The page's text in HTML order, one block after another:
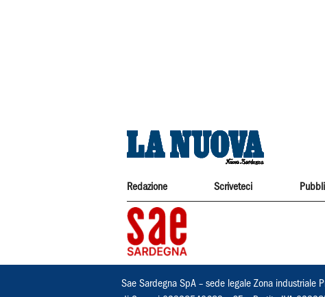
Redazione Scriveteci
Sae Sardegna SpA – sede legale Zona